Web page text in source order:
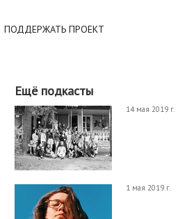
ПОДДЕРЖАТЬ ПРОЕКТ
Ещё подкасты
14 мая 2019 г.
1 мая 2019 г.